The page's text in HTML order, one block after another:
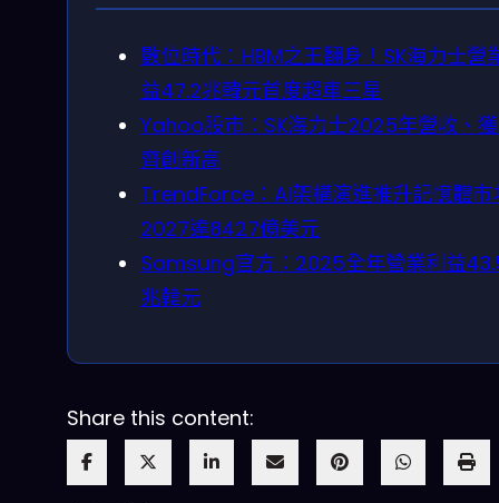
數位時代：HBM之王翻身！SK海力士營
益47.2兆韓元首度超車三星
Yahoo股市：SK海力士2025年營收、
齊創新高
TrendForce：AI架構演進推升記憶體市
2027達8427億美元
Samsung官方：2025全年營業利益
兆韓元
Share this content: